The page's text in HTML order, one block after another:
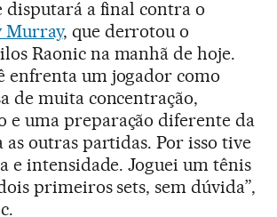
disputará a final contra o
Murray, que derrotou o
Raonic na manhã de hoje.
enfrenta um jogador como
de muita concentração,
e uma preparação diferente da
as outras partidas. Por isso tive
e intensidade. Joguei um tênis
primeiros sets, sem dúvida”,